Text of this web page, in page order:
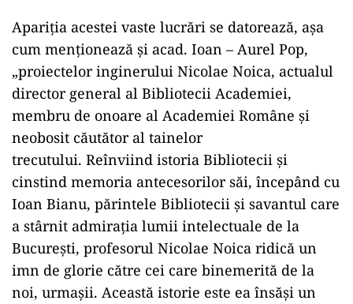
Apariţia acestei vaste lucrări se datorează, aşa
cum menţionează şi acad. Ioan – Aurel Pop,
„proiectelor inginerului Nicolae Noica, actualul
director general al Bibliotecii Academiei,
membru de onoare al Academiei Române şi
neobosit căutător al tainelor
trecutului. Reînviind istoria Bibliotecii şi
cinstind memoria antecesorilor săi, începând cu
Ioan Bianu, părintele Bibliotecii şi savantul care
a stârnit admiraţia lumii intelectuale de la
Bucureşti, profesorul Nicolae Noica ridică un
imn de glorie către cei care binemerită de la
noi, urmaşii. Această istorie este ea însăşi un